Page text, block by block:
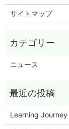
サイトマップ
ニュース
Learning Journey